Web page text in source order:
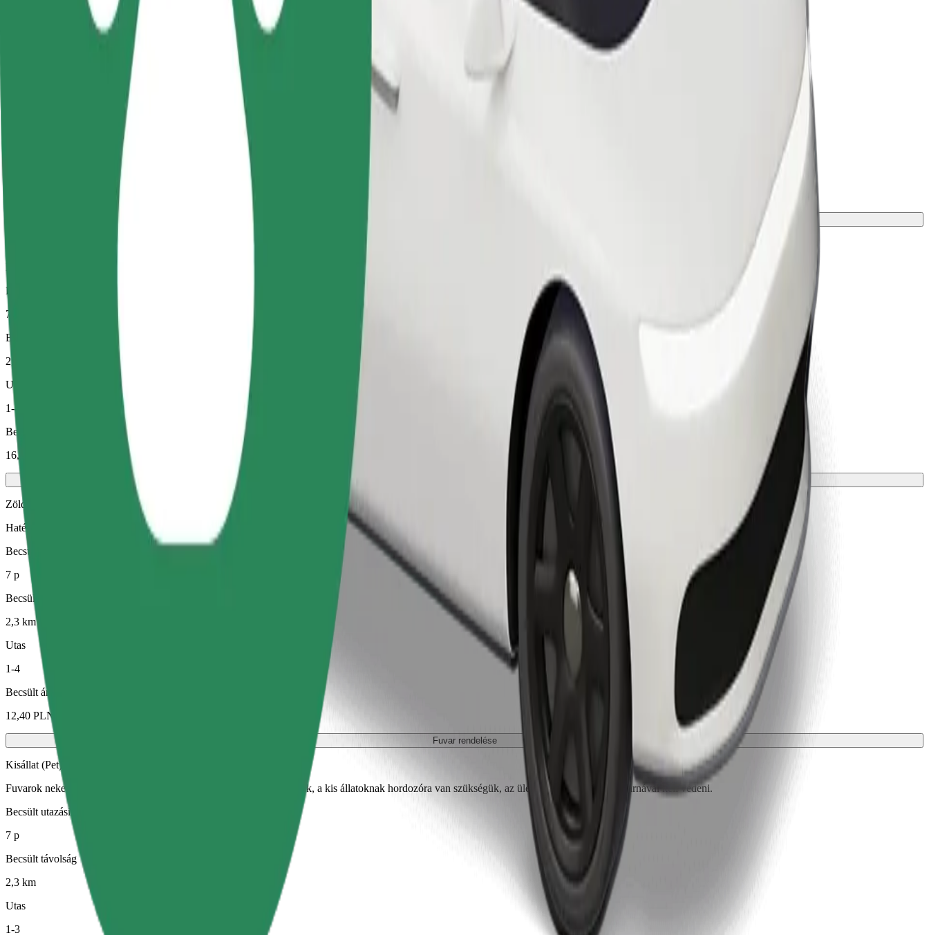
Megbízható fuvarok hétköznapi, közepes méretű járművekkel.
Nagyobb autók, amelyek több lábtérrel és tárolóhellyel rendelkeznek
Becsült utazási idő
7 p
Becsült távolság
2,3 km
Utas
1-4
Becsült ár
16,50 PLN
Zöld
Hatékony fuvarok hibrid és elektromos járművekkel
Becsült utazási idő
7 p
Becsült távolság
2,3 km
Utas
1-4
Becsült ár
12,40 PLN
Fuvar rendelése
Kisállat (Pet)
Fuvarok neked és kisállatodnak. A kutyáknak kötőszárat kell viselniük, a kis állatoknak hordozóra van szükségük, az üléseket takaróval vagy párnával kell védeni.
Becsült utazási idő
7 p
Becsült távolság
2,3 km
Utas
1-3